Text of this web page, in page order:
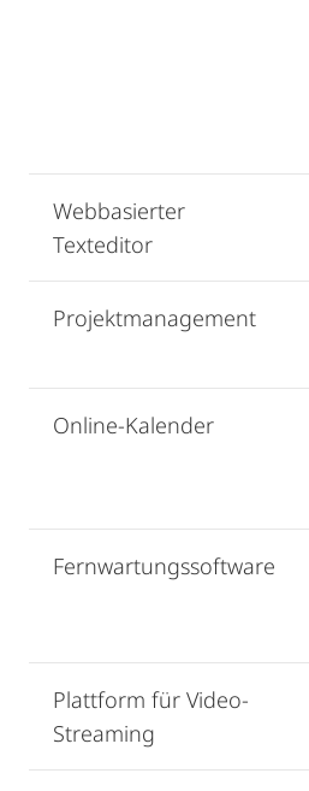
Webbasierter
Texteditor
Projektmanagement
Online-Kalender
Fernwartungssoftware
Plattform für Video-
Streaming